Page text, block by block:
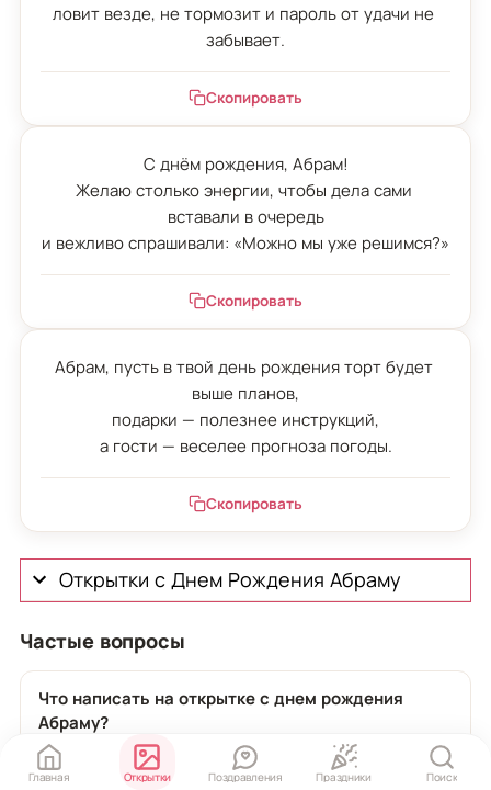
ловит везде, не тормозит и пароль от удачи не
забывает.
Скопировать
С днём рождения, Абрам!
Желаю столько энергии, чтобы дела сами
вставали в очередь
и вежливо спрашивали: «Можно мы уже решимся?»
Скопировать
Абрам, пусть в твой день рождения торт будет
выше планов,
подарки — полезнее инструкций,
а гости — веселее прогноза погоды.
Скопировать
Открытки с Днем Рождения Абраму
Частые вопросы
Что написать на открытке с днем рождения
Абраму?
Напишите коротко, но по-человечески: «Абрам, с днем
рождения! Желаю крепкого здоровья, спокойствия в
Главная Открытки Поздравления Праздники Поиск